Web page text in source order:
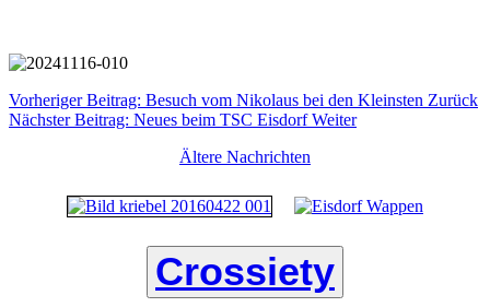
Vorheriger Beitrag: Besuch vom Nikolaus bei den Kleinsten Zurück
Nächster Beitrag: Neues beim TSC EisdorfWeiter
Ältere Nachrichten
Crossiety